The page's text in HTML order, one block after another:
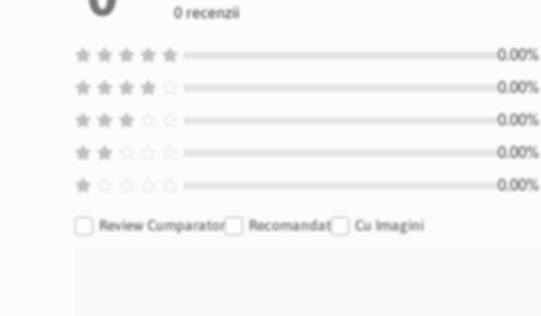
0 recenzii
Review Cumparator Recomandat Cu Imagini